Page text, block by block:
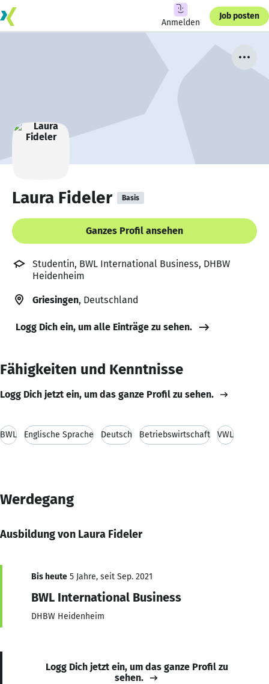
Anmelden
Job posten
Laura Fideler Basis
Ganzes Profil ansehen
Studentin, BWL International Business, DHBW
Heidenheim
Griesingen, Deutschland
Logg Dich ein, um alle Einträge zu sehen.
Fähigkeiten und Kenntnisse
Logg Dich jetzt ein, um das ganze Profil zu sehen.
BWL Englische Sprache Deutsch Betriebswirtschaft VWL
Werdegang
Ausbildung von Laura Fideler
Bis heute 5 Jahre, seit Sep. 2021
BWL International Business
DHBW Heidenheim
Logg Dich jetzt ein, um das ganze Profil zu
sehen.